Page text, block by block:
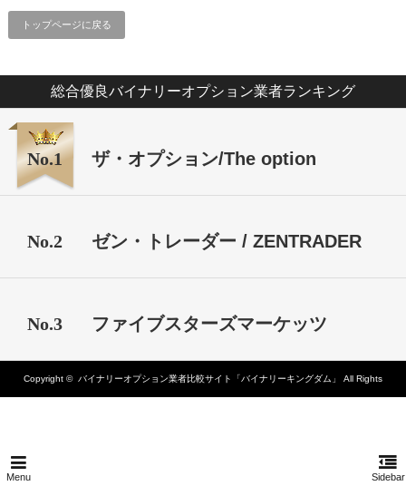
Menu Sidebar
トップページに戻る
総合優良バイナリーオプション業者ランキング
No.1 ザ・オプション/The option
No.2 ゼン・トレーダー / ZENTRADER
No.3 ファイブスターズマーケッツ
Copyright © バイナリーオプション業者比較サイト「バイナリーキングダム」 All Rights